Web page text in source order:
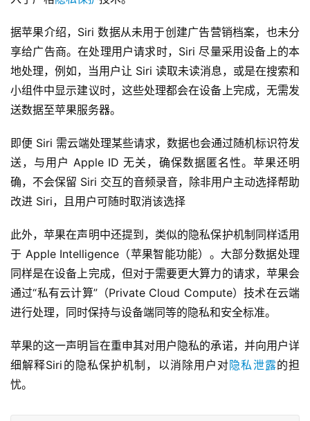
据苹果介绍，Siri 数据从未用于创建广告营销档案，也未分
享给广告商。在处理用户请求时，Siri 尽量采用设备上的本
地处理，例如，当用户让 Siri 读取未读消息，或是在搜索和
小组件中显示建议时，这些处理都会在设备上完成，无需发
送数据至苹果服务器。
即便 Siri 需云端处理某些请求，数据也会通过随机标识符发
送，与用户 Apple ID 无关，确保数据匿名性。苹果还明
确，不会保留 Siri 交互的音频录音，除非用户主动选择帮助
改进 Siri，且用户可随时取消该选择
此外，苹果在声明中还提到，类似的隐私保护机制同样适用
于 Apple Intelligence（苹果智能功能）。大部分数据处理
同样是在设备上完成，但对于需要更大算力的请求，苹果会
通过“私有云计算”（Private Cloud Compute）技术在云端
进行处理，同时保持与设备端同等的隐私和安全标准。
苹果的这一声明旨在重申其对用户隐私的承诺，并向用户详
细解释Siri的隐私保护机制，以消除用户对隐私泄露的担
忧。